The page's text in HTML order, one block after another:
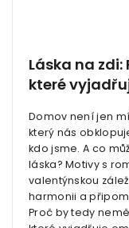
Láska na
které
Domov není jen
který nás
kdo jsme. A co
láska? Motivy s
valentýnskou
harmonii a
Proč by tedy